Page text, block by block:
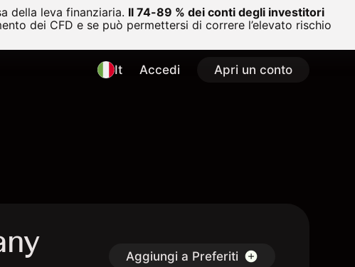
della leva finanziaria. Il 74-89 % dei conti degli investitori
dei CFD e se può permettersi di correre l’elevato rischio
It Accedi Apri un conto
Aggiungi a Preferiti